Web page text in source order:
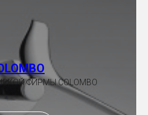
ФИРМЫ COLOMBO